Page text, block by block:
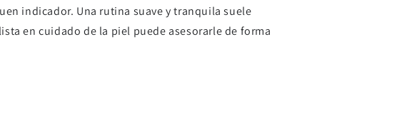
indicador. Una rutina suave y tranquila suele
en cuidado de la piel puede asesorarle de forma